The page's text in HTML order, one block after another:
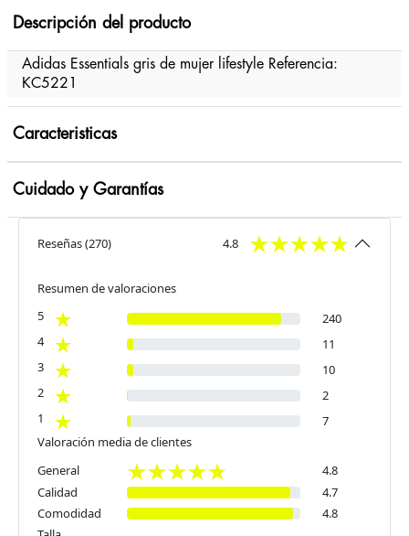
Descripción del producto
Adidas Essentials gris de mujer lifestyle Referencia:
KC5221
Caracteristicas
Cuidado y Garantías
Reseñas(270) 4.8
Resumen de valoraciones
5
240
4
11
3
10
2
2
1
7
Valoración media de clientes
General
4.8
Calidad
4.7
Comodidad
4.8